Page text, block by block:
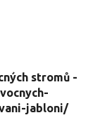
stromů -
jabloni/